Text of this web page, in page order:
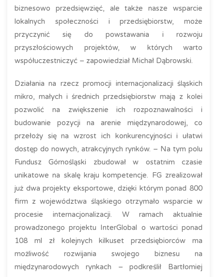
biznesowo przedsięwzięć, ale także nasze wsparcie
lokalnych społeczności i przedsiębiorstw, może
przyczynić się do powstawania i rozwoju
przyszłościowych projektów, w których warto
współuczestniczyć – zapowiedział Michał Dąbrowski.
Działania na rzecz promocji internacjonalizacji śląskich
mikro, małych i średnich przedsiębiorstw mają z kolei
pozwolić na zwiększenie ich rozpoznawalności i
budowanie pozycji na arenie międzynarodowej, co
przełoży się na wzrost ich konkurencyjności i ułatwi
dostęp do nowych, atrakcyjnych rynków. – Na tym polu
Fundusz Górnośląski zbudował w ostatnim czasie
unikatowe na skalę kraju kompetencje. FG zrealizował
już dwa projekty eksportowe, dzięki którym ponad 800
firm z województwa śląskiego otrzymało wsparcie w
procesie internacjonalizacji. W ramach aktualnie
prowadzonego projektu InterGlobal o wartości ponad
108 ml zł kolejnych kilkuset przedsiębiorców ma
możliwość rozwijania swojego biznesu na
międzynarodowych rynkach – podkreślił Bartłomiej